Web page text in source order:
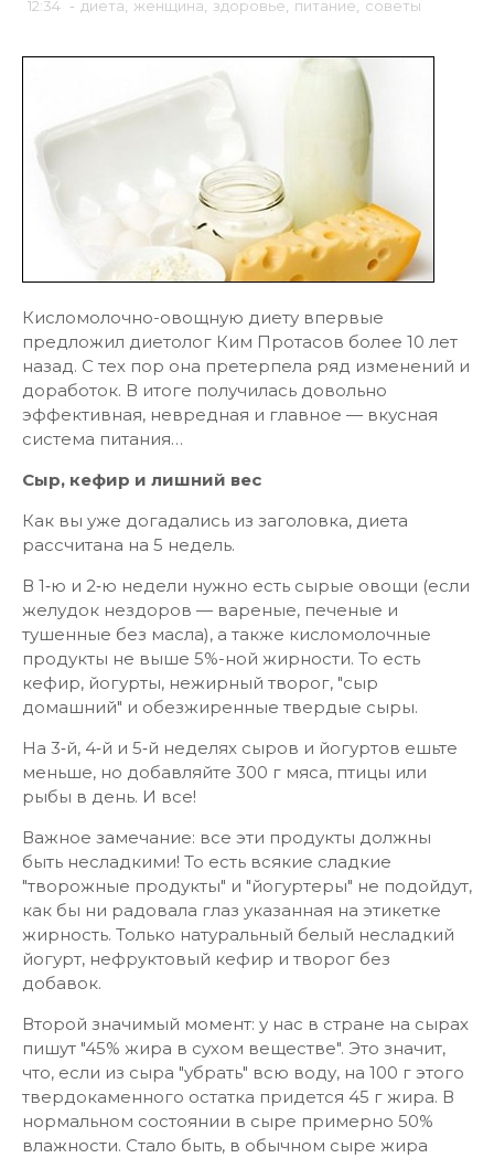
12:34 - диета женщина здоровье питание советы
Кисломолочно-овощную диету впервые
предложил диетолог Ким Протасов более 10 лет
назад. С тех пор она претерпела ряд изменений и
доработок. В итоге получилась довольно
эффективная, невредная и главное — вкусная
система питания…
Сыр, кефир и лишний вес
Как вы уже догадались из заголовка, диета
рассчитана на 5 недель.
В 1‑ю и 2‑ю недели нужно есть сырые овощи (если
желудок нездоров — вареные, печеные и
тушенные без масла), а также кисломолочные
продукты не выше 5%-ной жирности. То есть
кефир, йогурты, нежирный творог, "сыр
домашний" и обезжиренные твердые сыры.
На 3‑й, 4‑й и 5‑й неделях сыров и йогуртов ешьте
меньше, но добавляйте 300 г мяса, птицы или
рыбы в день. И все!
Важное замечание: все эти продукты должны
быть несладкими! То есть всякие сладкие
"творожные продукты" и "йогуртеры" не подойдут,
как бы ни радовала глаз указанная на этикетке
жирность. Только натуральный белый несладкий
йогурт, нефруктовый кефир и творог без
добавок.
Второй значимый момент: у нас в стране на сырах
пишут "45% жира в сухом веществе". Это значит,
что, если из сыра "убрать" всю воду, на 100 г этого
твердокаменного остатка придется 45 г жира. В
нормальном состоянии в сыре примерно 50%
влажности. Стало быть, в обычном сыре жира